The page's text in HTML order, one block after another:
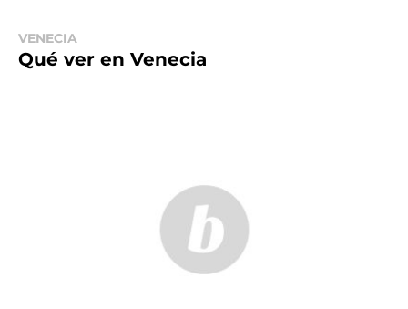
VENECIA
Qué ver en Venecia